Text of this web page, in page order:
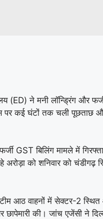
(ED) ने मनी लॉन्ड्रिंग और
पर कई घंटों तक चली पूछताछ
GST बिलिंग मामले में
अरोड़ा को शनिवार को
आठ वाहनों में सेक्टर-2
छापेमारी की। जांच एजेंसी ने